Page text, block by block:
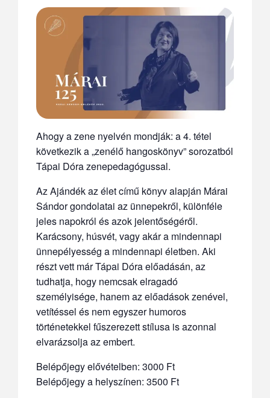
Ahogy a zene nyelvén mondják: a 4. tétel
következik a „zenélő hangoskönyv” sorozatból
Tápai Dóra zenepedagógussal.
Az Ajándék az élet című könyv alapján Márai
Sándor gondolatai az ünnepekről, különféle
jeles napokról és azok jelentőségéről.
Karácsony, húsvét, vagy akár a mindennapi
ünnepélyesség a mindennapi életben. Aki
részt vett már Tápai Dóra előadásán, az
tudhatja, hogy nemcsak elragadó
személyisége, hanem az előadások zenével,
vetítéssel és nem egyszer humoros
történetekkel fűszerezett stílusa is azonnal
elvarázsolja az embert.
Belépőjegy elővételben: 3000 Ft
Belépőjegy a helyszínen: 3500 Ft